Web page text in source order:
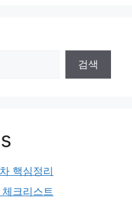
검색
핵심정리
크리스트